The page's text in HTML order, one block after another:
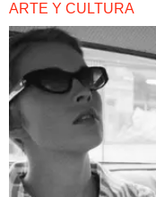
ARTE Y CULTURA